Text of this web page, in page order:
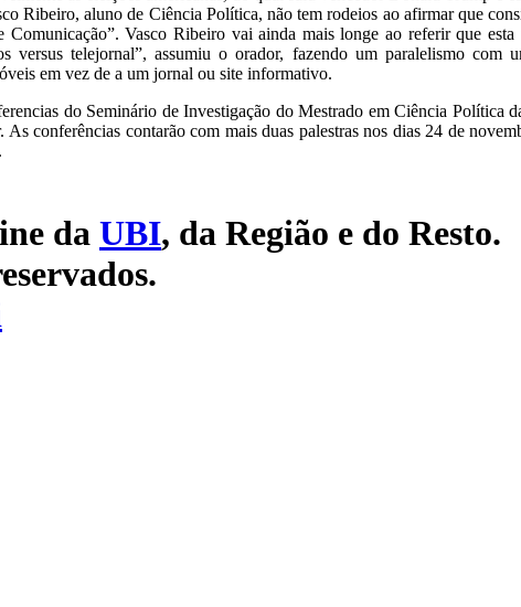
Ribeiro, aluno de Ciência Política, não tem rodeios ao afirmar que
Comunicação”. Vasco Ribeiro vai ainda mais longe ao referir que
versus telejornal”, assumiu o orador, fazendo um paralelismo com
em vez de a um jornal ou site informativo.
do Seminário de Investigação do Mestrado em Ciência Política
conferências contarão com mais duas palestras nos dias 24 de
da UBI, da Região e do Resto.